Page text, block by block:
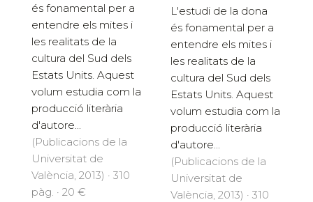
és fonamental per a
entendre els mites i
les realitats de la
cultura del Sud dels
Estats Units. Aquest
volum estudia com la
producció literària
d'autore...
(Publicacions de la
Universitat de
València, 2013) · 310
pàg. · 20 €
L'estudi de la dona
és fonamental per a
entendre els mites i
les realitats de la
cultura del Sud dels
Estats Units. Aquest
volum estudia com la
producció literària
d'autore...
(Publicacions de la
Universitat de
València, 2013) · 310